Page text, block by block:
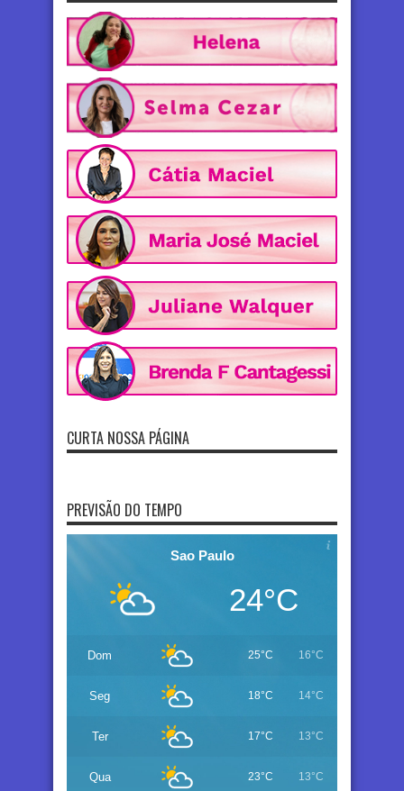
CURTA NOSSA PÁGINA
PREVISÃO DO TEMPO
Sao Paulo
24°C
Dom 25°C 16°C
Seg 18°C 14°C
Ter 17°C 13°C
Qua 23°C 13°C